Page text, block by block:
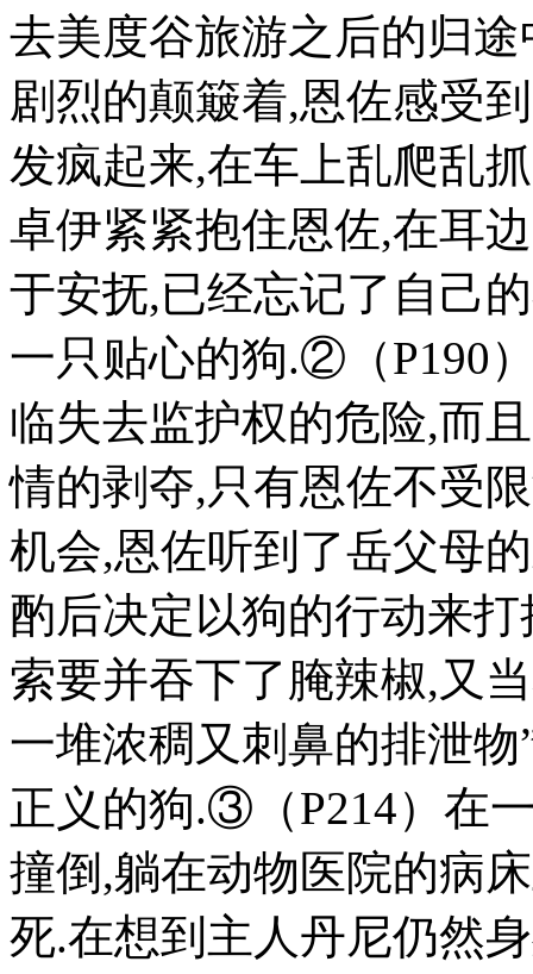
去美度谷旅游之后的归
剧烈的颠簸着,恩佐感受
发疯起来,在车上乱爬乱
卓伊紧紧抱住恩佐,在耳
于安抚,已经忘记了自己
一只贴心的狗.②（P190
临失去监护权的危险,而
情的剥夺,只有恩佐不受
机会,恩佐听到了岳父母
酌后决定以狗的行动来
索要并吞下了腌辣椒,又
一堆浓稠又刺鼻的排泄
正义的狗.③（P214）在
撞倒,躺在动物医院的病
死.在想到主人丹尼仍然